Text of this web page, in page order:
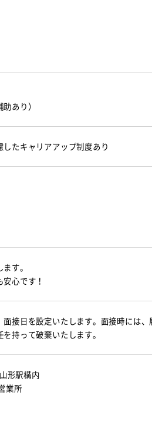
あり）
たキャリアアップ制度あり
す。
心です！
接日を設定いたします。面接時には、
持って破棄いたします。
形駅構内
業所